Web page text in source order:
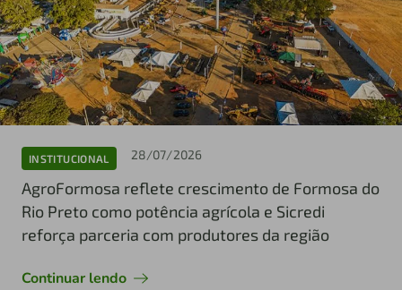
INSTITUCIONAL 28/07/2026
AgroFormosa reflete crescimento de Formosa do
Rio Preto como potência agrícola e Sicredi
reforça parceria com produtores da região
Continuar lendo